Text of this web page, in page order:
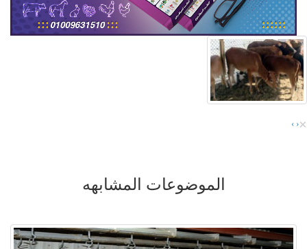
‹
› ×
الموضوعات المشابهه